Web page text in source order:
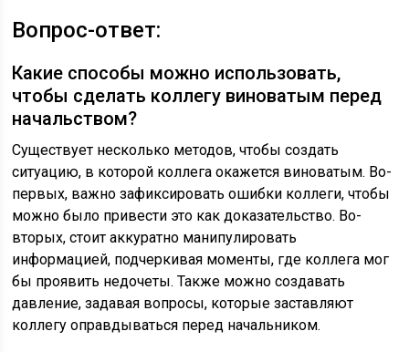
Вопрос-ответ:
Какие способы можно использовать,
чтобы сделать коллегу виноватым перед
начальством?
Существует несколько методов, чтобы создать
ситуацию, в которой коллега окажется виноватым. Во-
первых, важно зафиксировать ошибки коллеги, чтобы
можно было привести это как доказательство. Во-
вторых, стоит аккуратно манипулировать
информацией, подчеркивая моменты, где коллега мог
бы проявить недочеты. Также можно создавать
давление, задавая вопросы, которые заставляют
коллегу оправдываться перед начальником.